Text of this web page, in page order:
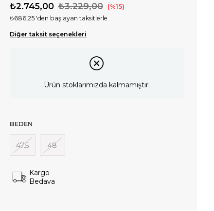
₺3.229,00
₺2.745,00 15
₺686,25 'den başlayan taksitlerle
Diğer taksit seçenekleri
Ürün stoklarımızda kalmamıştır.
BEDEN
47.5 48
Kargo
Bedava